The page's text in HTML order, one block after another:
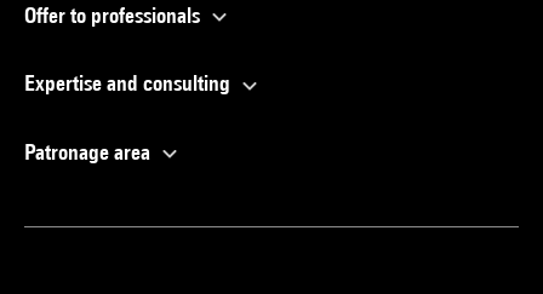
Offer to professionals
Expertise and consulting
Patronage area